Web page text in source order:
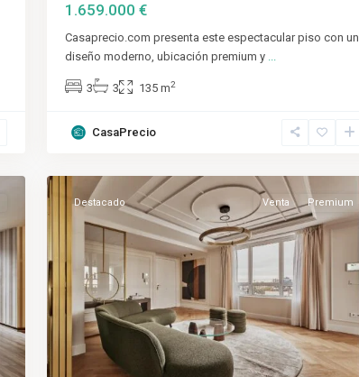
1.659.000 €
Casaprecio.com presenta este espectacular piso con un
diseño moderno, ubicación premium y ...
3 3 135 m2
CasaPrecio
Destacado Venta Premium